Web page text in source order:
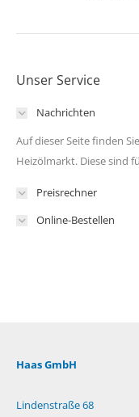
Unser Service
Nachrichten
Auf dieser Seite finden
Heizölmarkt. Diese sind
Preisrechner
Online-Bestellen
Haas GmbH
Lindenstraße 68